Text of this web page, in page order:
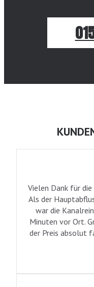
Vielen Dank für
Als der
war die
Minuten vor Ort.
der Preis absolut